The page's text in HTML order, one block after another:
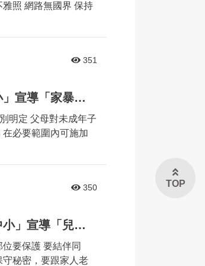
照 網路無國界 保持
351
婦幼安全宣導列車來到埤頭鄉「豐崙國小」宣導「家暴」相關議題
明定 父母對未成年子
必要範圍內可施加
350
婦幼安全宣導列車來到彰化市「信義國中小」宣導「兒童自我保護」相關議題
要保護 要結伴同
秘密，要跟家人老
TOP